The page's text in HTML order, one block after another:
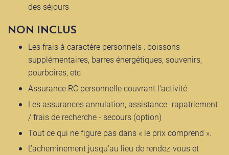
des séjours
NON INCLUS
Les frais à caractère personnels : boissons
supplémentaires, barres énergétiques, souvenirs,
pourboires, etc
Assurance RC personnelle couvrant l'activité
Les assurances annulation, assistance- rapatriement
/ frais de recherche - secours (option)
Tout ce qui ne figure pas dans « le prix comprend ».
L’acheminement jusqu’au lieu de rendez-vous et